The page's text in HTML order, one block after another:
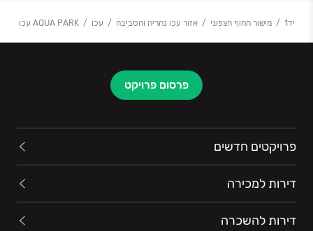
יד1 מישור החוף הצפוני אזור עכו נהריה והסביבה עכו AQUA PARK עכו
פרסום פרויקט
פרויקטים חדשים
דירות למכירה
דירות להשכרה